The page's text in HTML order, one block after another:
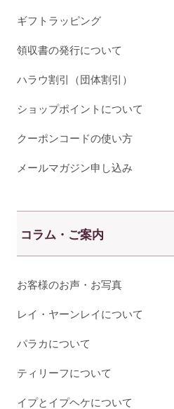
ギフトラッピング
領収書の発行について
ハラウ割引（団体割引）
ショップポイントについて
クーポンコードの使い方
メールマガジン申し込み
コラム・ご案内
お客様のお声・お写真
レイ・ヤーンレイについて
パラカについて
ティリーフについて
イプとイプヘケについて